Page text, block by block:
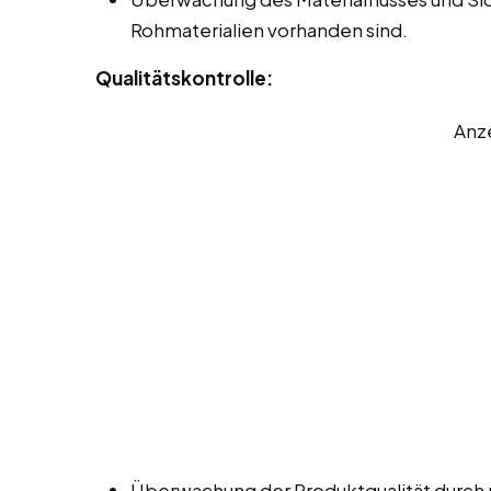
Rohmaterialien vorhanden sind.
Qualitätskontrolle: